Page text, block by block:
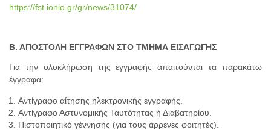
https://fst.ionio.gr/gr/news/31074/
Β. ΑΠΟΣΤΟΛΗ ΕΓΓΡΑΦΩΝ ΣΤΟ ΤΜΗΜΑ ΕΙΣΑΓΩΓΗΣ
Για την ολοκλήρωση της εγγραφής απαιτούνται τα παρακάτω
έγγραφα:
Αντίγραφο αίτησης ηλεκτρονικής εγγραφής.
Αντίγραφο Αστυνομικής Ταυτότητας ή Διαβατηρίου.
Πιστοποιητικό γέννησης (για τους άρρενες φοιτητές).